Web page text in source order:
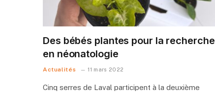
Des bébés plantes pour la recherche
en néonatologie
Actualités 11 mars 2022
Cinq serres de Laval participent à la deuxième